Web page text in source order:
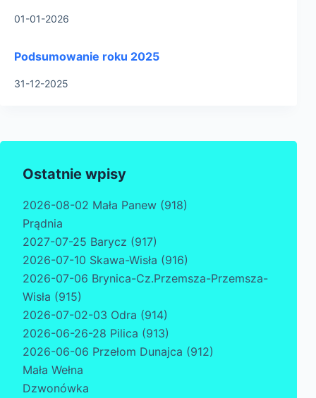
01-01-2026
Podsumowanie roku 2025
31-12-2025
Ostatnie wpisy
2026-08-02 Mała Panew (918)
Prądnia
2027-07-25 Barycz (917)
2026-07-10 Skawa-Wisła (916)
2026-07-06 Brynica-Cz.Przemsza-Przemsza-
Wisła (915)
2026-07-02-03 Odra (914)
2026-06-26-28 Pilica (913)
2026-06-06 Przełom Dunajca (912)
Mała Wełna
Dzwonówka